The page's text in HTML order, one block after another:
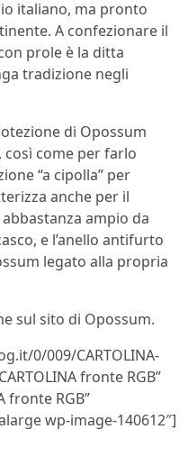
italiano, ma pronto
A confezionare il
prole è la ditta
tradizione negli
di Opossum
come per farlo
“a cipolla” per
anche per il
ampio da
e l’anello antifurto
legato alla propria
sul sito di Opossum.
0/009/CARTOLINA-
fronte RGB”
fronte RGB”
wp-image-140612″]